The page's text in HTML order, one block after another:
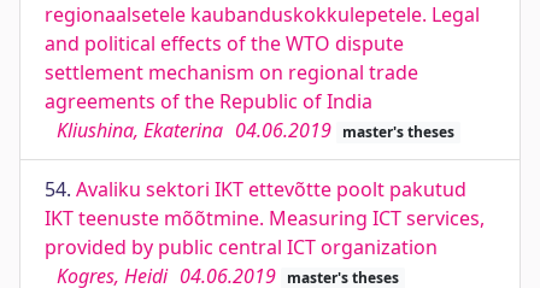
regionaalsetele kaubanduskokkulepetele. Legal
and political effects of the WTO dispute
settlement mechanism on regional trade
agreements of the Republic of India
Kliushina, Ekaterina 04.06.2019 master's theses
54. Avaliku sektori IKT ettevõtte poolt pakutud
IKT teenuste mõõtmine. Measuring ICT services,
provided by public central ICT organization
Kogres, Heidi 04.06.2019 master's theses